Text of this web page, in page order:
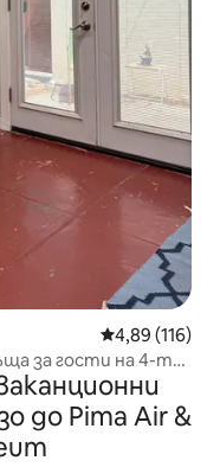
Средна
4,89 (116)
за гости на 4-та
до Pima Air &